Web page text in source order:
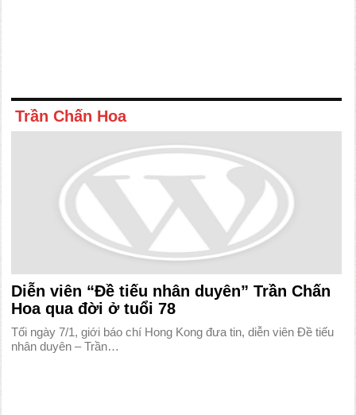
Trần Chấn Hoa
Diễn viên “Đề tiếu nhân duyên” Trần Chấn
Hoa qua đời ở tuổi 78
Tối ngày 7/1, giới báo chí Hong Kong đưa tin, diễn viên Đề tiếu
nhân duyên – Trần…